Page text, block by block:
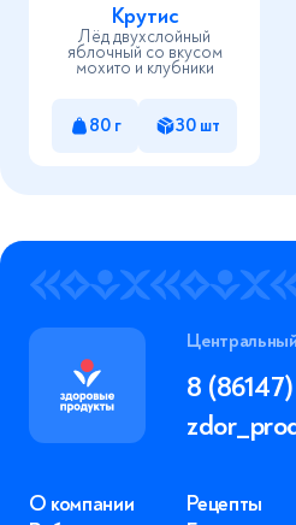
Крутис
Лёд двухслойный
яблочный со вкусом
мохито и клубники
80 г 30 шт
8
О компании
Рецепты